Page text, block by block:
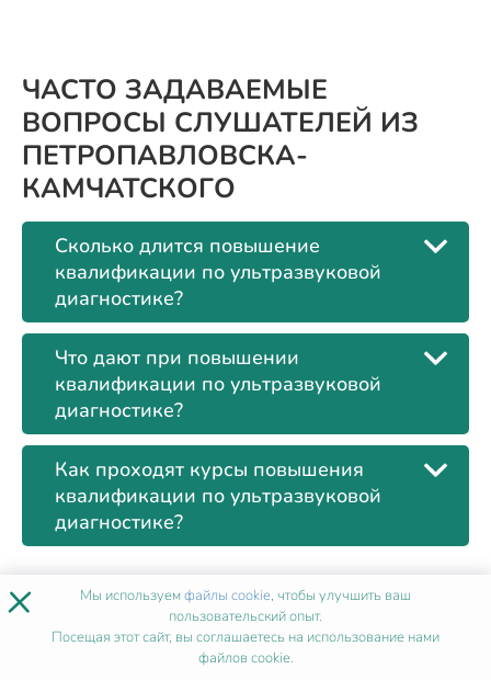
ЧАСТО ЗАДАВАЕМЫЕ
ВОПРОСЫ СЛУШАТЕЛЕЙ ИЗ
ПЕТРОПАВЛОВСКА-
КАМЧАТСКОГО
Сколько длится повышение
квалификации по ультразвуковой
диагностике?
Что дают при повышении
квалификации по ультразвуковой
диагностике?
Как проходят курсы повышения
квалификации по ультразвуковой
диагностике?
× Мы используемфайлы cookie, чтобы улучшить ваш
пользовательский опыт.
Посещая этот сайт, вы соглашаетесь на использование нами
файлов cookie.